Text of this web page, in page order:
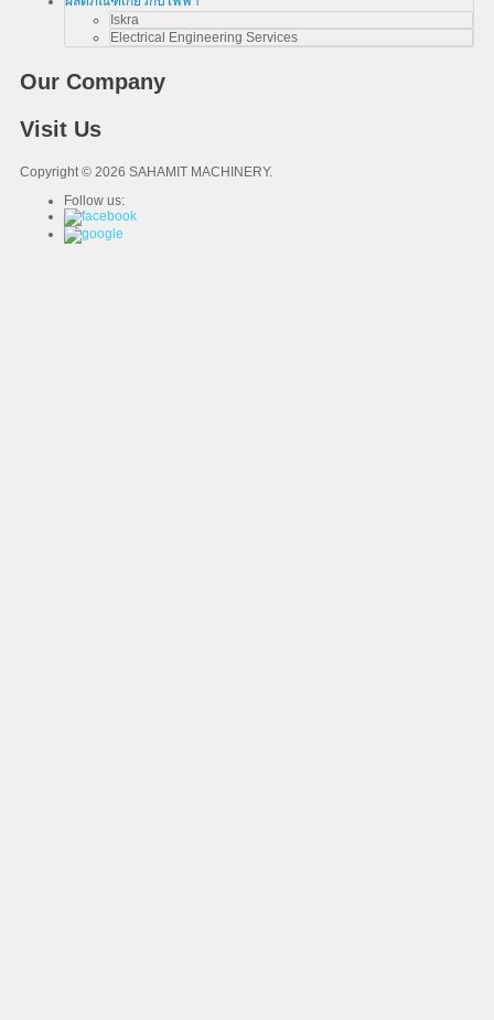
Iskra
Electrical Engineering Services
Our Company
Visit Us
Copyright © 2026 SAHAMIT MACHINERY.
Follow us: